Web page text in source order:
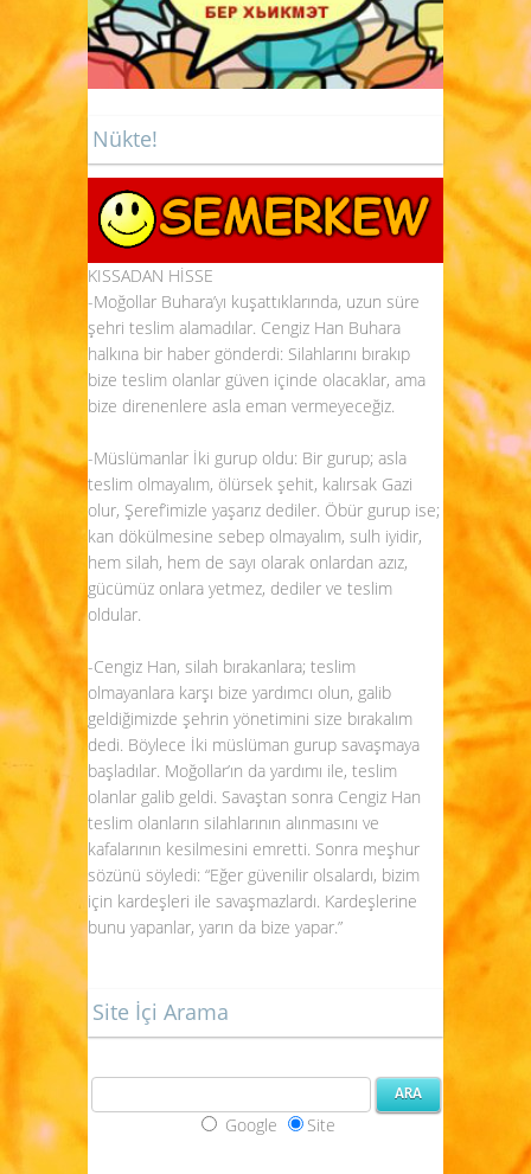
Nükte!
KISSADAN HİSSE
-Moğollar Buhara’yı kuşattıklarında, uzun süre
şehri teslim alamadılar. Cengiz Han Buhara
halkına bir haber gönderdi: Silahlarını bırakıp
bize teslim olanlar güven içinde olacaklar, ama
bize direnenlere asla eman vermeyeceğiz.
-Müslümanlar İki gurup oldu: Bir gurup; asla
teslim olmayalım, ölürsek şehit, kalırsak Gazi
olur, Şeref’imizle yaşarız dediler. Öbür gurup ise;
kan dökülmesine sebep olmayalım, sulh iyidir,
hem silah, hem de sayı olarak onlardan azız,
gücümüz onlara yetmez, dediler ve teslim
oldular.
-Cengiz Han, silah bırakanlara; teslim
olmayanlara karşı bize yardımcı olun, galib
geldiğimizde şehrin yönetimini size bırakalım
dedi. Böylece İki müslüman gurup savaşmaya
başladılar. Moğollar’ın da yardımı ile, teslim
olanlar galib geldi. Savaştan sonra Cengiz Han
teslim olanların silahlarının alınmasını ve
kafalarının kesilmesini emretti. Sonra meşhur
sözünü söyledi: “Eğer güvenilir olsalardı, bizim
için kardeşleri ile savaşmazlardı. Kardeşlerine
bunu yapanlar, yarın da bize yapar.”
Site İçi Arama
Google Site